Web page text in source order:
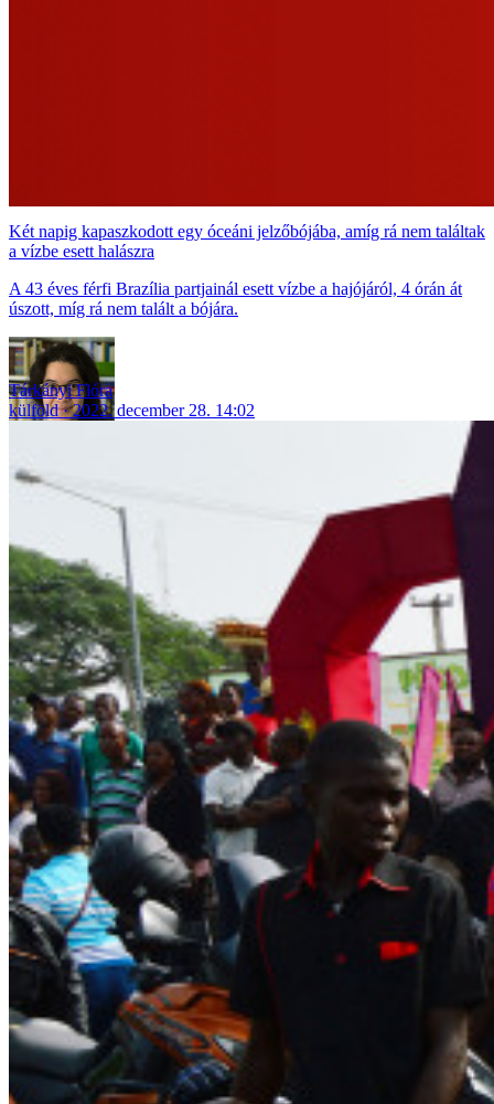
Két napig kapaszkodott egy óceáni jelzőbójába, amíg rá nem találtak
a vízbe esett halászra
A 43 éves férfi Brazília partjainál esett vízbe a hajójáról, 4 órán át
úszott, míg rá nem talált a bójára.
Tárkányi Flóra
külföld
2022. december 28. 14:02